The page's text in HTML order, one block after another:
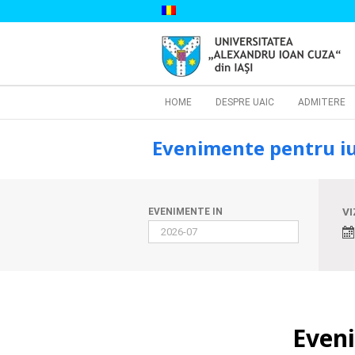
to
Cautare...
HOME DESPRE UAIC ADMITERE
Evenimente pentru
Search
and
EVENIMENTE IN
Views